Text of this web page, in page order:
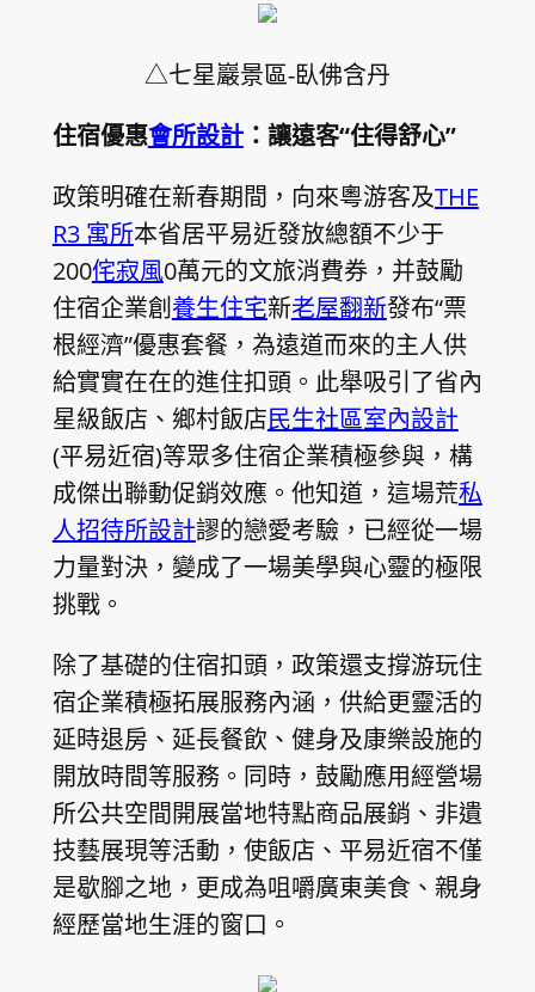
△七星巖景區-臥佛含丹
住宿優惠會所設計：讓遠客“住得舒心”
政策明確在新春期間，向來粵游客及THE
R3 寓所本省居平易近發放總額不少于
200侘寂風0萬元的文旅消費券，并鼓勵
住宿企業創養生住宅新老屋翻新發布“票
根經濟”優惠套餐，為遠道而來的主人供
給實實在在的進住扣頭。此舉吸引了省內
星級飯店、鄉村飯店民生社區室內設計
(平易近宿)等眾多住宿企業積極參與，構
成傑出聯動促銷效應。他知道，這場荒私
人招待所設計謬的戀愛考驗，已經從一場
力量對決，變成了一場美學與心靈的極限
挑戰。
除了基礎的住宿扣頭，政策還支撐游玩住
宿企業積極拓展服務內涵，供給更靈活的
延時退房、延長餐飲、健身及康樂設施的
開放時間等服務。同時，鼓勵應用經營場
所公共空間開展當地特點商品展銷、非遺
技藝展現等活動，使飯店、平易近宿不僅
是歇腳之地，更成為咀嚼廣東美食、親身
經歷當地生涯的窗口。